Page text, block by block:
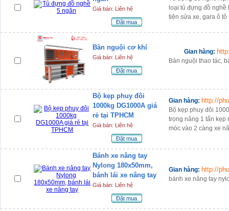
Giá bán: Liên hệ
Đặt mua
loại tủ đựng đồ
tiện sửa xe, gara ô tô
Bàn nguội cơ khí
Giá bán: Liên hệ
Đặt mua
Gian hàng:
Bàn nguội thao tác,
Bộ kẹp phuy đôi
1000kg DG1000A giá
rẻ tại TPHCM
Giá bán: Liên hệ
Đặt mua
Gian hàng: http://
Bộ kẹp phuy đôi
trọng nâng 1 tấn kẹp
móc vào 2 càng xe
Bánh xe nâng tay
Nylong 180x50mm,
bánh lái xe nâng tay
Giá bán: Liên hệ
Đặt mua
Gian hàng: http://
bánh xe nâng tay